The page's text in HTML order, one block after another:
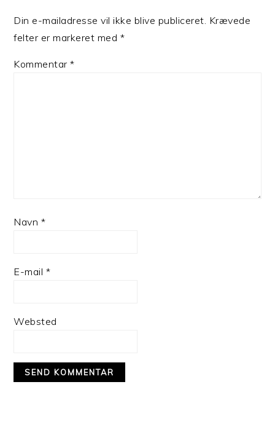
Din e-mailadresse vil ikke blive publiceret. Krævede
felter er markeret med *
Kommentar*
Navn *
E-mail *
Websted